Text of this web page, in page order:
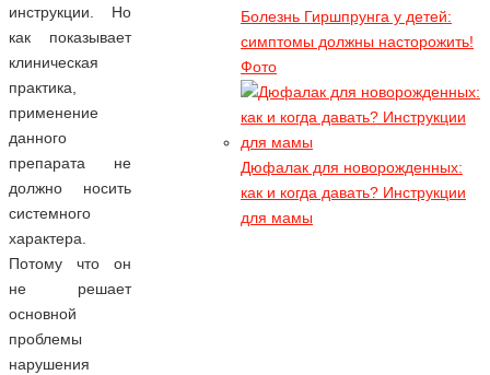
инструкции. Но
как показывает
клиническая
практика,
применение
данного
препарата не
должно носить
системного
характера.
Потому что он
не решает
основной
проблемы
нарушения
гидроколонотерапии - 2 классных
видео
Гидроколонотерапия - это серьезная
в руки шарлатанов
Касторка для похудения. Видео
отзыв
Болезнь Гиршпрунга у детей:
симптомы должны насторожить!
Фото
Дюфалак для новорожденных:
как и когда давать? Инструкции
для мамы